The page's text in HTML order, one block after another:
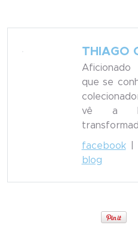
THIAGO
que se
vê a
facebook
blog